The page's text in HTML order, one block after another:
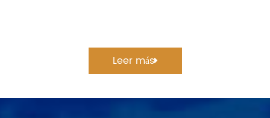
Leer más